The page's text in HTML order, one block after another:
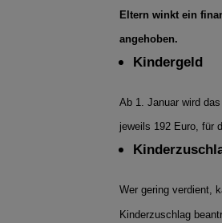
Eltern winkt ein
angehoben.
Kindergeld
Ab 1. Januar wird
jeweils 192 Euro, für
Wer gering verdient,
Kinderzuschlag